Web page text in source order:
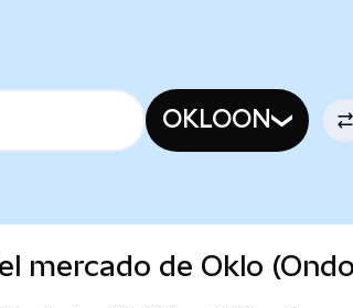
OKLOON
mercado de Oklo